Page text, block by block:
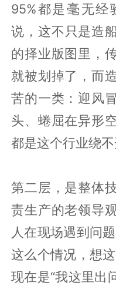
95%都是毫无经
说，这不只是造
的择业版图里，
就被划掉了，而
苦的一类：迎风
头、蜷屈在异形
都是这个行业绕不
第二层，是整体
责生产的老领导
人在现场遇到问
这么个情况，想
现在是“我这里出